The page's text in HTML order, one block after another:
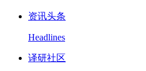
资讯头条
Headlines
译研社区